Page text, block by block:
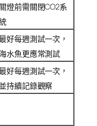
關燈前需關閉CO2系
好每週測試一次，
水魚更應常測試
好每週測試一次，
並持續記錄觀察